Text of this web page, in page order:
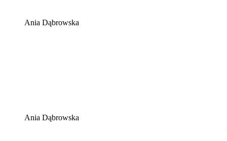
Ania Dąbrowska
Ania Dąbrowska